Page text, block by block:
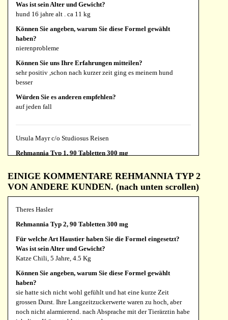
Was ist sein Alter und Gewicht?
hund 16 jahre alt . ca 11 kg
Können Sie angeben, warum Sie diese Formel gewählt
haben?
nierenprobleme
Können Sie uns Ihre Erfahrungen mitteilen?
sehr positiv ,schon nach kurzer zeit ging es meinem hund
besser
Würden Sie es anderen empfehlen?
auf jeden fall
Ursula Mayr c/o Studiosus Reisen
Rehmannia Typ 1, 90 Tabletten 300 mg
Was ist sein Alter und Gewicht?
Hund, Papillon, 16 Jahre, 4,5 kg
haben?
Diabetes im Anfangsstadium
Können Sie uns Ihre Erfahrungen mitteilen?
Sehr gut! Die Beschwerden sind fast ganz weg! Sie muss nur
noch ab und zu außer der Reihe pinkeln! Hunger und Durst
geworden!
Würden Sie es anderen empfehlen?
Auf jeden Fall! Ich bin sehr dankbar für Rehmannia, da es
meiner sehr empfindsamen Hündin die Insulinspritzen erspart,
die ihre Lebensqualität sehr beeinträchtigen würden!
EINIGE KOMMENTARE REHMANNIA TYP 2
VON ANDERE KUNDEN. (nach unten scrollen)
Theres Hasler
Rehmannia Typ 2, 90 Tabletten 300 mg
Für welche Art Haustier haben Sie die Formel eingesetzt?
Was ist sein Alter und Gewicht?
Katze Chili, 5 Jahre, 4.5 Kg
Können Sie angeben, warum Sie diese Formel gewählt
haben?
sie hatte sich nicht wohl gefühlt und hat eine kurze Zeit
grossen Durst. Ihre Langzeitzuckerwerte waren zu hoch, aber
noch nicht alarmierend. nach Absprache mit der Tierärztin habe